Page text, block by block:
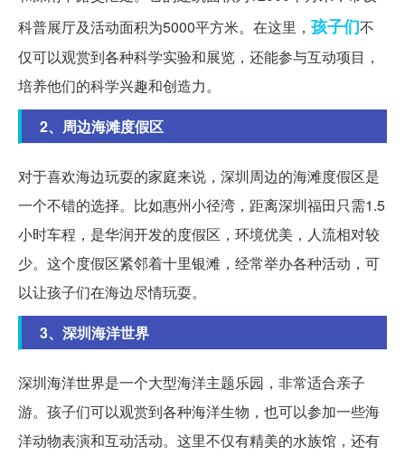
科普展厅及活动面积为5000平方米。在这里， 孩子们不
仅可以观赏到各种科学实验和展览，还能参与互动项目，
培养他们的科学兴趣和创造力。
2、周边海滩度假区
对于喜欢海边玩耍的家庭来说，深圳周边的海滩度假区是
一个不错的选择。比如惠州小径湾，距离深圳福田只需1.5
小时车程，是华润开发的度假区，环境优美，人流相对较
少。这个度假区紧邻着十里银滩，经常举办各种活动，可
以让孩子们在海边尽情玩耍。
3、深圳海洋世界
深圳海洋世界是一个大型海洋主题乐园，非常适合亲子
游。孩子们可以观赏到各种海洋生物，也可以参加一些海
洋动物表演和互动活动。这里不仅有精美的水族馆，还有